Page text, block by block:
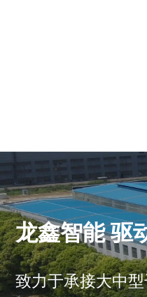
龙鑫智能 驱
致力于承接大中